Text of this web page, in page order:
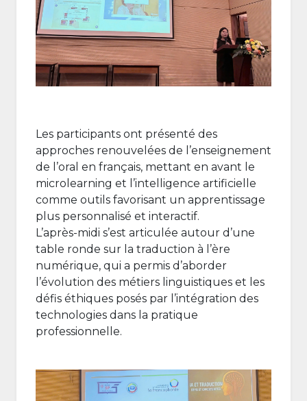
Les participants ont présenté des
approches renouvelées de l’enseignement
de l’oral en français, mettant en avant le
microlearning et l’intelligence artificielle
comme outils favorisant un apprentissage
plus personnalisé et interactif.
L’après-midi s’est articulée autour d’une
table ronde sur la traduction à l’ère
numérique, qui a permis d’aborder
l’évolution des métiers linguistiques et les
défis éthiques posés par l’intégration des
technologies dans la pratique
professionnelle.